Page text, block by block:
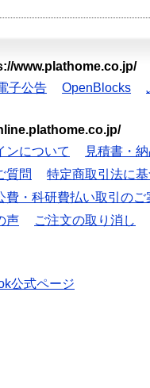
www.plathome.co.jp/
子公告 OpenBlocks
ンについて
見積書・
質問
特定商取引法に
費・科研費払い取引のご
声 ご注文の取り消し
公式ページ